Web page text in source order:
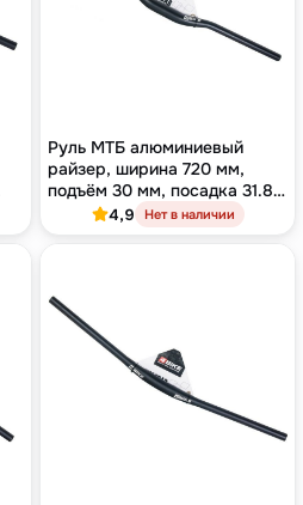
Руль МТБ алюминиевый
райзер, ширина 720 мм,
подъём 30 мм, посадка 31.8
мм, чёрный
4,9 Нет в наличии